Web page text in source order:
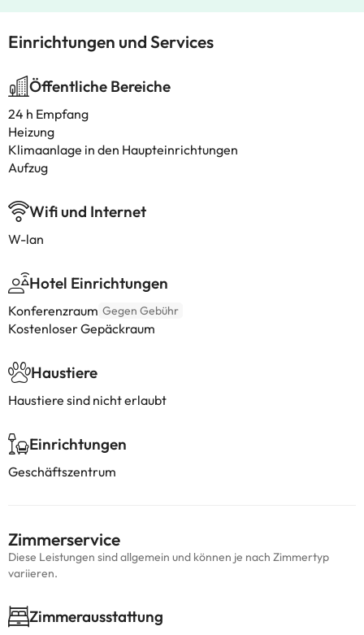
Einrichtungen und Services
Öffentliche Bereiche
24 h Empfang
Heizung
Klimaanlage in den Haupteinrichtungen
Aufzug
Wifi und Internet
W-lan
Hotel Einrichtungen
Konferenzraum Gegen Gebühr
Kostenloser Gepäckraum
Haustiere
Haustiere sind nicht erlaubt
Einrichtungen
Geschäftszentrum
Zimmerservice
Diese Leistungen sind allgemein und können je nach Zimmertyp
variieren.
Zimmerausstattung